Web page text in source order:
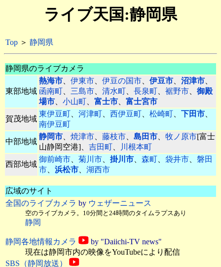
ライブ天国:静岡県
Top ＞ 静岡県
静岡県のライブカメラ
東部地域
熱海市、 伊東市、 伊豆の国市、 伊豆市、 沼津市、
函南町、 三島市、 清水町、 長泉町、 裾野市、 御殿
場市、 小山町、 富士市、 富士宮市
賀茂地域
東伊豆町、 河津町、 西伊豆町、 松崎町、 下田市、
南伊豆町
中部地域
静岡市、 焼津市、 藤枝市、 島田市、 牧ノ原市[富士
山静岡空港]、 吉田町、 川根本町
西部地域
御前崎市、 菊川市、 掛川市、 森町、 袋井市、 磐田
市、 浜松市、 湖西市
広域のサイト
全国のライブカメラ by ウェザーニュース
空のライブカメラ。10分間と24時間のタイムラプスあり
静岡
静岡各地情報カメラ
by "Daiichi-TV news"
現在は静岡市内の映像をYouTubeにより配信
SBS（静岡放送）